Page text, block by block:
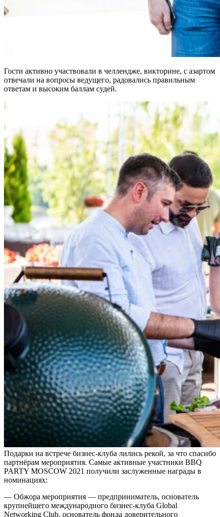
Гости активно участвовали в челлендже, викторине, с азартом
отвечали на вопросы ведущего, радовались правильным
ответам и высоким баллам судей.
Подарки на встрече бизнес-клуба лились рекой, за что спасибо
партнёрам мероприятия. Самые активные участники BBQ
PARTY MOSCOW 2021 получили заслуженные награды в
номинациях:
— Обжора мероприятия — предприниматель, основатель
крупнейшего международного бизнес-клуба Global
Networking Club, основатель фонда доверительного